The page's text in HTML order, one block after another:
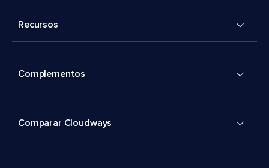
Recursos
Complementos
Comparar Cloudways